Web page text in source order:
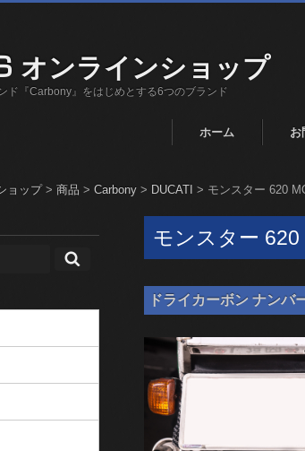
ンラインショップ
ド『Carbony』をはじめとする6つのブランド
ホーム お
ョップ> 商品 > Carbony > DUCATI > モンスター 620
モンスター
ドライカーボン ナン